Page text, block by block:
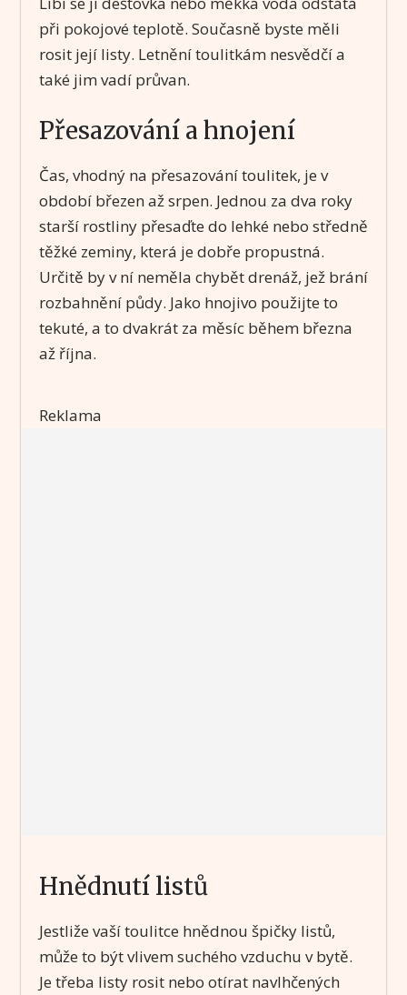
při pokojové teplotě. Současně byste měli
rosit její listy. Letnění toulitkám nesvědčí a
také jim vadí průvan.
Přesazování a hnojení
Čas, vhodný na přesazování toulitek, je v
období březen až srpen. Jednou za dva roky
starší rostliny přesaďte do lehké nebo středně
těžké zeminy, která je dobře propustná.
Určitě by v ní neměla chybět drenáž, jež brání
rozbahnění půdy. Jako hnojivo použijte to
tekuté, a to dvakrát za měsíc během března
až října.
Reklama
Hnědnutí listů
Jestliže vaší toulitce hnědnou špičky listů,
může to být vlivem suchého vzduchu v bytě.
Je třeba listy rosit nebo otírat navlhčených